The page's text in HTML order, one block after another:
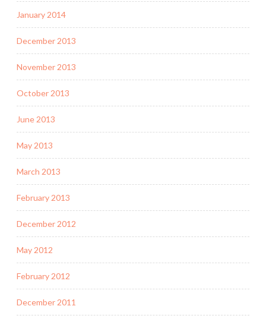
January 2014
December 2013
November 2013
October 2013
June 2013
May 2013
March 2013
February 2013
December 2012
May 2012
February 2012
December 2011